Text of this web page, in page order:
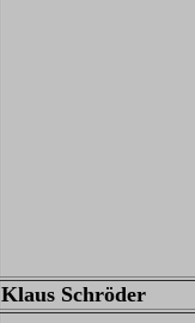
Klaus Schröder